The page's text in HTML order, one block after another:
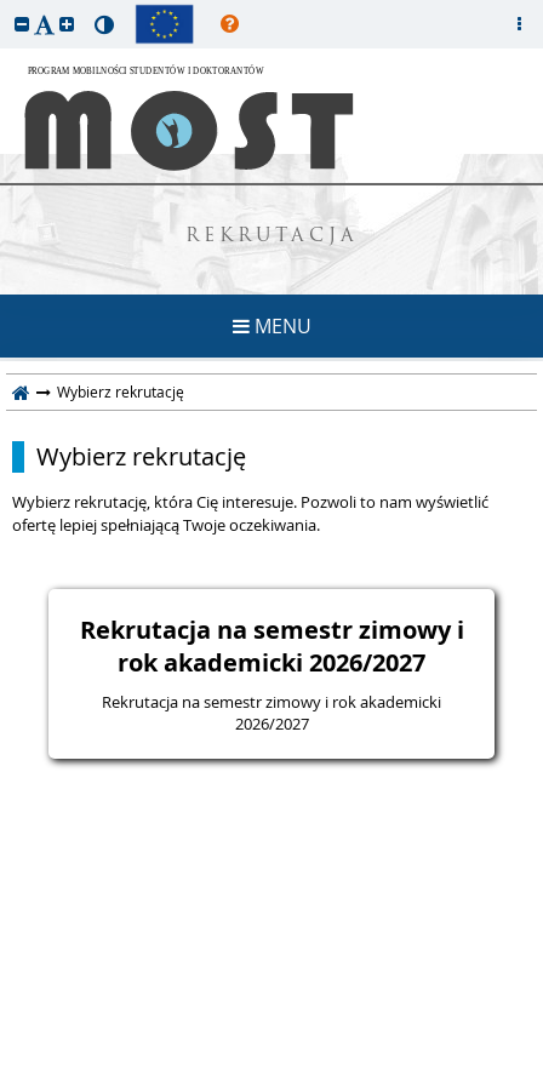
REKRUTACJA
MENU
Wybierz rekrutację
Wybierz rekrutację
Wybierz rekrutację, która Cię interesuje. Pozwoli to nam wyświetlić
ofertę lepiej spełniającą Twoje oczekiwania.
Rekrutacja na semestr zimowy i
rok akademicki 2026/2027
Rekrutacja na semestr zimowy i rok akademicki
2026/2027